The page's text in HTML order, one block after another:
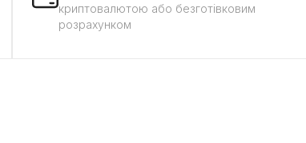
криптовалютою або безготівковим
розрахунком